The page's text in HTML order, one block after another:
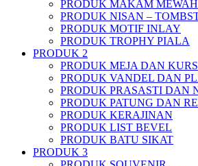
PRODUK MAKAM MEWAH
PRODUK NISAN –
PRODUK MOTIF INLAY
PRODUK TROPHY PIALA
PRODUK 2
PRODUK MEJA DAN
PRODUK VANDEL DAN
PRODUK PRASASTI DAN
PRODUK PATUNG DAN
PRODUK KERAJINAN
PRODUK LIST BEVEL
PRODUK BATU SIKAT
PRODUK 3